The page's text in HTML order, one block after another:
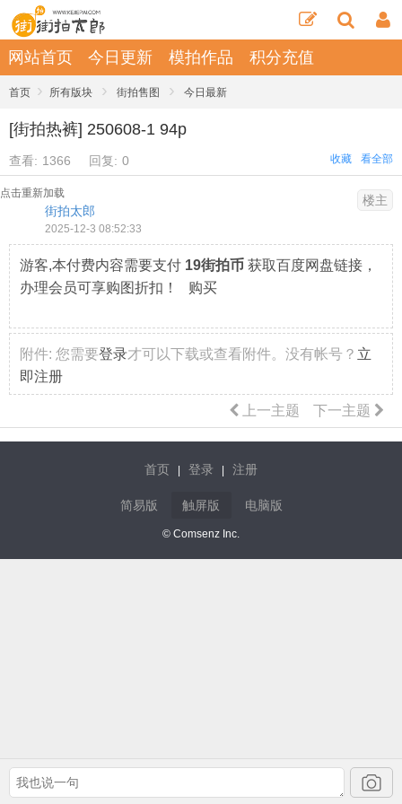
网站首页 今日更新 模拍作品 积分充值
首页 › 所有版块 › 街拍售图 › 今日最新
[街拍热裤] 250608-1 94p
查看: 1366 回复: 0 看全部
收藏
点击重新加载
街拍太郎
2025-12-3 08:52:33
楼主
游客,本付费内容需要支付 19街拍币 获取百度网盘链接，
办理会员可享购图折扣！ 购买
附件: 您需要登录才可以下载或查看附件。没有帐号？ 立
即注册
下一主题
上一主题
首页 登录 注册
简易版 触屏版 电脑版
© Comsenz Inc.